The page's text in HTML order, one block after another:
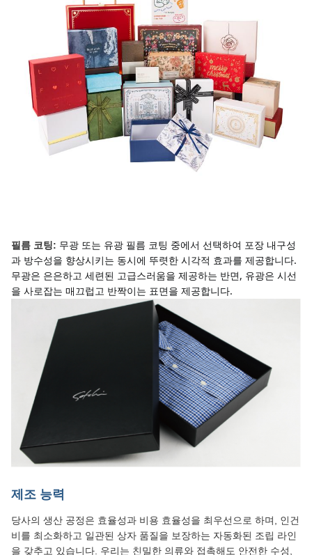
필름 코팅: 무광 또는 유광 필름 코팅 중에서 선택하여 포장 내구성
과 방수성을 향상시키는 동시에 뚜렷한 시각적 효과를 제공합니다.
무광은 은은하고 세련된 고급스러움을 제공하는 반면, 유광은 시선
을 사로잡는 매끄럽고 반짝이는 표면을 제공합니다.
제조 능력
당사의 생산 공정은 효율성과 비용 효율성을 최우선으로 하며, 인건
비를 최소화하고 일관된 상자 품질을 보장하는 자동화된 조립 라인
을 갖추고 있습니다. 우리는 친밀한 의류와 접촉해도 안전한 수성,